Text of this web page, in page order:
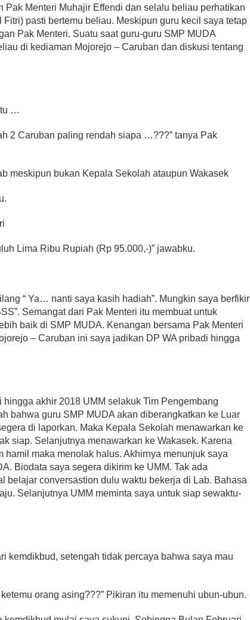
Pak Menteri Muhajir Effendi dan selalu beliau perhatikan
pasti bertemu beliau. Meskipun guru kecil saya tetap
Pak Menteri. Suatu saat guru-guru SMP MUDA
di kediaman Mojorejo – Caruban dan diskusi tentang
…
2 Caruban paling rendah siapa …???” tanya Pak
meskipun bukan Kepala Sekolah ataupun Wakasek
Lima Ribu Rupiah (Rp 95.000,-)” jawabku.
“ Ya… nanti saya kasih hadiah”. Mungkin saya berfikir
Semangat dari Pak Menteri itu membuat untuk
baik di SMP MUDA. Kenangan bersama Pak Menteri
– Caruban ini saya jadikan DP WA pribadi hingga
akhir 2018 UMM selakuk Tim Pengembang
bahwa guru SMP MUDA akan diberangkatkan ke Luar
di laporkan. Maka Kepala Sekolah menawarkan ke
siap. Selanjutnya menawarkan ke Wakasek. Karena
hamil maka menolak halus. Akhirnya menunjuk saya
Biodata saya segera dikirim ke UMM. Tak ada
belajar conversastion dulu waktu bekerja di Lab. Bahasa
Selanjutnya UMM meminta saya untuk siap sewaktu-
kemdikbud, setengah tidak percaya bahwa saya mau
orang asing???” Pikiran itu memenuhi ubun-ubun.